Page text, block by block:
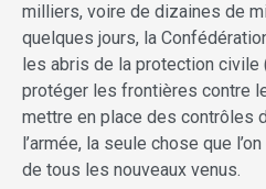
milliers, voire de dizaines de
quelques jours, la
les abris de la protection civile
protéger les frontières contre
mettre en place des contrôles
l’armée, la seule chose que
de tous les nouveaux venus.